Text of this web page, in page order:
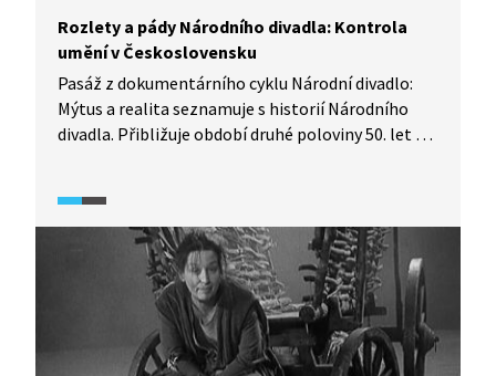
Rozlety a pády Národního divadla: Kontrola
umění v Československu
Pasáž z dokumentárního cyklu Národní divadlo:
Mýtus a realita seznamuje s historií Národního
divadla. Přibližuje období druhé poloviny 50. let 20.
zaznamenalo Národní divadlo, především jeho
činohra, velký úspěch, a to např. díky režiséru
Alfrédu Radokovi a tehdejšímu šéfovi činohry
Národního divadla Otomaru Krejčovi.